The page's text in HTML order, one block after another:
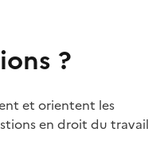
?
et orientent les
en droit du